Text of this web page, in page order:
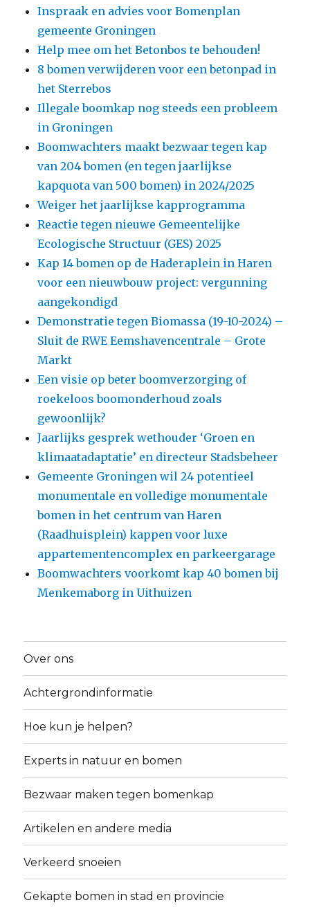
Inspraak en advies voor Bomenplan
gemeente Groningen
Help mee om het Betonbos te behouden!
8 bomen verwijderen voor een betonpad in
het Sterrebos
Illegale boomkap nog steeds een probleem
in Groningen
Boomwachters maakt bezwaar tegen kap
van 204 bomen (en tegen jaarlijkse
kapquota van 500 bomen) in 2024/2025
Weiger het jaarlijkse kapprogramma
Reactie tegen nieuwe Gemeentelijke
Ecologische Structuur (GES) 2025
Kap 14 bomen op de Haderaplein in Haren
voor een nieuwbouw project: vergunning
aangekondigd
Demonstratie tegen Biomassa (19-10-2024) –
Sluit de RWE Eemshavencentrale – Grote
Markt
Een visie op beter boomverzorging of
roekeloos boomonderhoud zoals
gewoonlijk?
Jaarlijks gesprek wethouder ‘Groen en
klimaatadaptatie’ en directeur Stadsbeheer
Gemeente Groningen wil 24 potentieel
monumentale en volledige monumentale
bomen in het centrum van Haren
(Raadhuisplein) kappen voor luxe
appartementencomplex en parkeergarage
Boomwachters voorkomt kap 40 bomen bij
Menkemaborg in Uithuizen
Over ons
Achtergrondinformatie
Hoe kun je helpen?
Experts in natuur en bomen
Bezwaar maken tegen bomenkap
Artikelen en andere media
Verkeerd snoeien
Gekapte bomen in stad en provincie